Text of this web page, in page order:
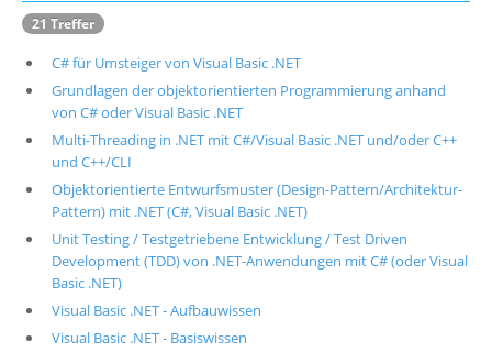
21 Treffer
C# für Umsteiger von Visual Basic .NET
Grundlagen der objektorientierten Programmierung anhand
von C# oder Visual Basic .NET
Multi-Threading in .NET mit C#/Visual Basic .NET und/oder C++
und C++/CLI
Objektorientierte Entwurfsmuster (Design-Pattern/Architektur-
Pattern) mit .NET (C#, Visual Basic .NET)
Unit Testing / Testgetriebene Entwicklung / Test Driven
Development (TDD) von .NET-Anwendungen mit C# (oder Visual
Basic .NET)
Visual Basic .NET - Aufbauwissen
Visual Basic .NET - Basiswissen